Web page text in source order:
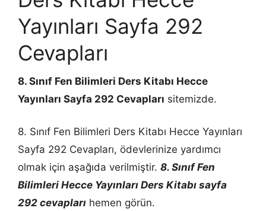
Yayınları Sayfa 292
Cevapları
8. Sınıf Fen Bilimleri Ders Kitabı Hecce
Yayınları Sayfa 292 Cevapları sitemizde.
8. Sınıf Fen Bilimleri Ders Kitabı Hecce Yayınları
Sayfa 292 Cevapları, ödevlerinize yardımcı
olmak için aşağıda verilmiştir. 8. Sınıf Fen
Bilimleri Hecce Yayınları Ders Kitabı sayfa
292 cevapları hemen görün.